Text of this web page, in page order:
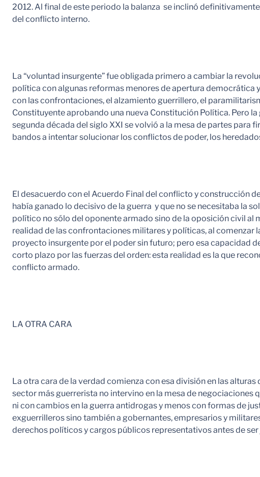
2012. Al final de este periodo la balanza se inclinó
del conflicto interno.
La “voluntad insurgente” fue obligada primero a cambiar la
política con algunas reformas menores de apertura democrática
con las confrontaciones, el alzamiento guerrillero, el
Constituyente aprobando una nueva Constitución Política. Pero
segunda década del siglo XXI se volvió a la mesa de partes
bandos a intentar solucionar los conflictos de poder, los
El desacuerdo con el Acuerdo Final del conflicto y construcción
había ganado lo decisivo de la guerra y que no se necesitaba la
político no sólo del oponente armado sino de la oposición civil
realidad de las confrontaciones militares y políticas, al
proyecto insurgente por el poder sin futuro; pero esa capacidad
corto plazo por las fuerzas del orden: esta realidad es la que
conflicto armado.
LA OTRA CARA
La otra cara de la verdad comienza con esa división en las
sector más guerrerista no intervino en la mesa de negociaciones
ni con cambios en la guerra antidrogas y menos con formas de
exguerrilleros sino también a gobernantes, empresarios y
derechos políticos y cargos públicos representativos antes de